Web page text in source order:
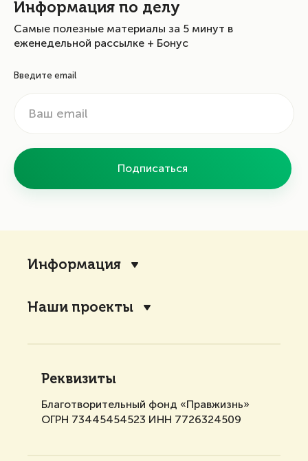
Информация по делу
Самые полезные материалы за 5 минут в
еженедельной рассылке + Бонус
Введите email
Подписаться
Информация
Наши проекты
Реквизиты
Благотворительный фонд «Правжизнь»
ОГРН 73445454523 ИНН 7726324509